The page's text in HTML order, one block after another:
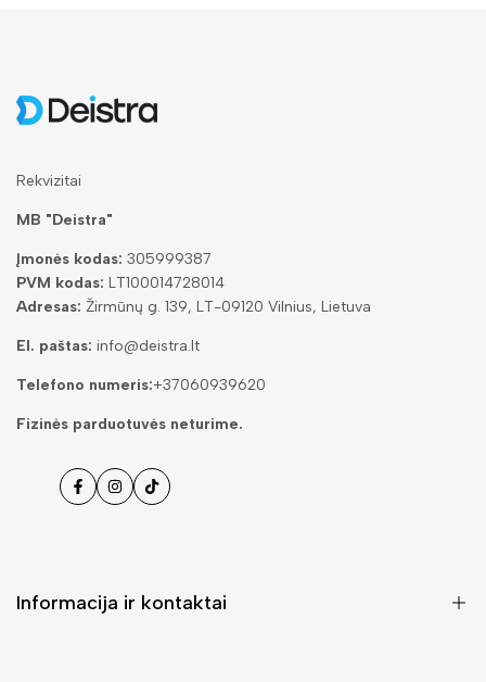
Rekvizitai
MB "Deistra"
Įmonės kodas: 305999387
PVM kodas: LT100014728014
Adresas: Žirmūnų g. 139, LT-09120 Vilnius, Lietuva
El. paštas: info@deistra.lt
Telefono numeris:+37060939620
Fizinės parduotuvės neturime.
FacebookInstagramas
Tiktok
Informacija ir kontaktai